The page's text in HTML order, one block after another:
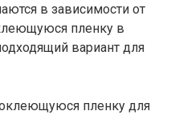
в зависимости от
пленку в
вариант для
пленку для